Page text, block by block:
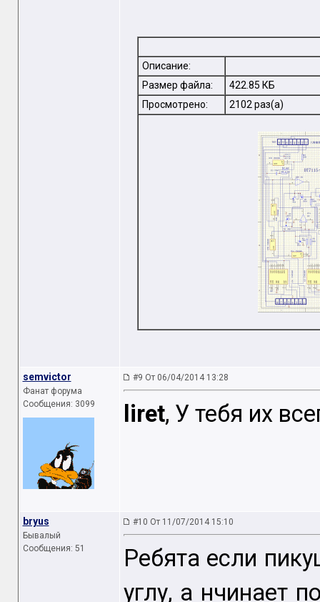
Описание:
Размер файла:
422.85 КБ
Просмотрено:
2102 раз(а)
semvictor
Фанат форума
Сообщения: 3099
#9 От 06/04/2014 13:28
liret, У тебя их
bryus
Бывалый
Сообщения: 51
#10 От 11/07/2014 15:10
Ребята если
углу, а нчинает